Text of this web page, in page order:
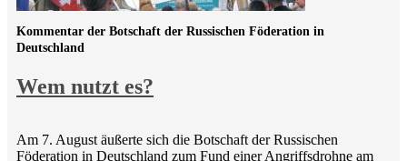
Wem nutzt es?
Kommentar der Botschaft der Russischen Föderation in
Deutschland
Am 7. August äußerte sich die Botschaft der Russischen
Föderation in Deutschland zum Fund einer Angriffsdrohne am